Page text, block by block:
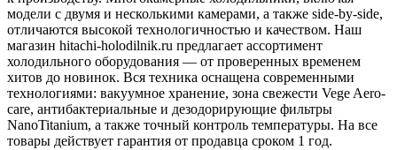
модели с двумя и несколькими камерами, а также side-by-side,
отличаются высокой технологичностью и качеством. Наш
магазин hitachi-holodilnik.ru предлагает ассортимент
холодильного оборудования — от проверенных временем
хитов до новинок. Вся техника оснащена современными
технологиями: вакуумное хранение, зона свежести Vege Aero-
care, антибактериальные и дезодорирующие фильтры
NanoTitanium, а также точный контроль температуры. На все
товары действует гарантия от продавца сроком 1 год.